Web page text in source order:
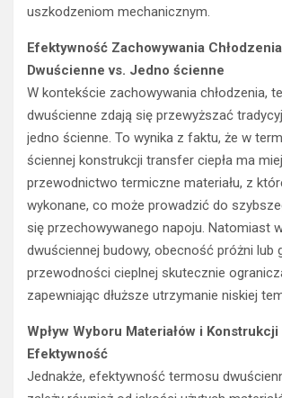
uszkodzeniom mechanicznym.
Efektywność Zachowywania
Dwuścienne vs. Jedno ścienne
W kontekście zachowywania chłodzenia,
dwuścienne zdają się przewyższać
jedno ścienne. To wynika z faktu, że w
ściennej konstrukcji transfer ciepła ma
przewodnictwo termiczne materiału, z
wykonane, co może prowadzić do
się przechowywanego napoju. Natomiast
dwuściennej budowy, obecność próżni lub
przewodności cieplnej skutecznie
zapewniając dłuższe utrzymanie niskiej
Wpływ Wyboru Materiałów i Konstrukcji
Efektywność
Jednakże, efektywność termosu